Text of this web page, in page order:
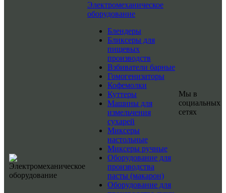
Электромеханическое
оборудование
Блендеры
Бликсеры для
пищевых
производств
Взбиватели барные
Гомогенизаторы
Кофемолки
Куттеры
Машины для
измельчения
сухарей
Миксеры
настольные
Миксеры ручные
Оборудование для
производства
пасты (макарон)
Оборудование для
Мы в
социальных
сетях